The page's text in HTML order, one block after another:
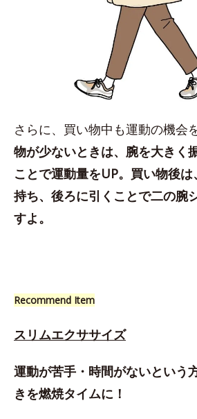
さらに、買い物中も運動の機会
物が少ないときは、腕を大きく
ことで運動量をUP。買い物後
持ち、後ろに引くことで二の腕
すよ。
Recommend Item
スリムエクササイズ
運動が苦手・時間がないという
きを燃焼タイムに！